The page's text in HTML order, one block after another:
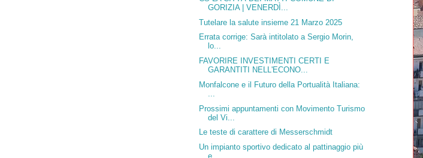
GORIZIA | VENERDÌ...
Tutelare la salute insieme 21 Marzo 2025
Errata corrige: Sarà intitolato a Sergio Morin,
lo...
FAVORIRE INVESTIMENTI CERTI E
GARANTITI NELL'ECONO...
Monfalcone e il Futuro della Portualità Italiana:
Prossimi appuntamenti con Movimento Turismo
del Vi...
Le teste di carattere di Messerschmidt
Un impianto sportivo dedicato al pattinaggio più
e...